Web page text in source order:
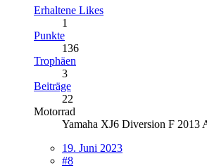
Erhaltene Likes
1
Punkte
136
Trophäen
3
Beiträge
22
Motorrad
Yamaha XJ6 Diversion F 2013
19. Juni 2023
#8